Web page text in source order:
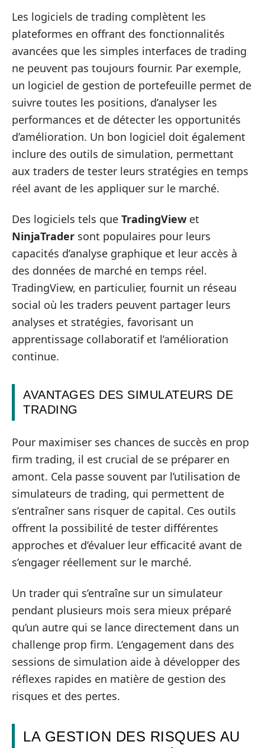
Les logiciels de trading complètent les
plateformes en offrant des fonctionnalités
avancées que les simples interfaces de trading
ne peuvent pas toujours fournir. Par exemple,
un logiciel de gestion de portefeuille permet de
suivre toutes les positions, d’analyser les
performances et de détecter les opportunités
d’amélioration. Un bon logiciel doit également
inclure des outils de simulation, permettant
aux traders de tester leurs stratégies en temps
réel avant de les appliquer sur le marché.
Des logiciels tels que TradingView et
NinjaTrader sont populaires pour leurs
capacités d’analyse graphique et leur accès à
des données de marché en temps réel.
TradingView, en particulier, fournit un réseau
social où les traders peuvent partager leurs
analyses et stratégies, favorisant un
apprentissage collaboratif et l’amélioration
continue.
AVANTAGES DES SIMULATEURS DE
TRADING
Pour maximiser ses chances de succès en prop
firm trading, il est crucial de se préparer en
amont. Cela passe souvent par l’utilisation de
simulateurs de trading, qui permettent de
s’entraîner sans risquer de capital. Ces outils
offrent la possibilité de tester différentes
approches et d’évaluer leur efficacité avant de
s’engager réellement sur le marché.
Un trader qui s’entraîne sur un simulateur
pendant plusieurs mois sera mieux préparé
qu’un autre qui se lance directement dans un
challenge prop firm. L’engagement dans des
sessions de simulation aide à développer des
réflexes rapides en matière de gestion des
risques et des pertes.
LA GESTION DES RISQUES AU